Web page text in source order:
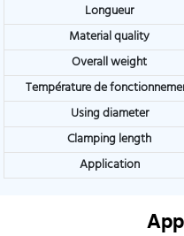
Longueur
Material quality
Overall weight
Température de
Using diameter
Clamping length
Application